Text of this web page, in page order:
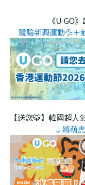
《U GO
體驗新興運動💦＋
【送您🐯】韓國超人
↓將萌